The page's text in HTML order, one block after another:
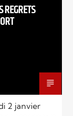
2 janvier